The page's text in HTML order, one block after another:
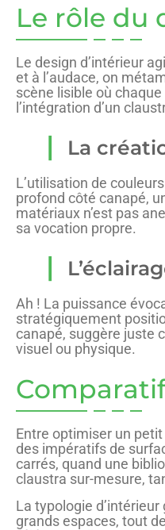
Le rôle du
Le design d’intérieur
et à l’audace, on
scène lisible où
l’intégration d’un
La
L’utilisation de
profond côté canapé,
matériaux n’est pas
sa vocation propre.
Ah ! La puissance
stratégiquement
canapé, suggère juste
visuel ou physique.
Entre optimiser un
des impératifs de
carrés, quand une
claustra sur-mesure,
La typologie
grands espaces, tout